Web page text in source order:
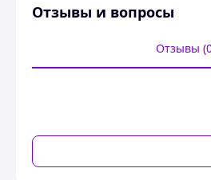
притягательным чарующим
которого праздник будет не
задутые свечи – символ
волшебная атмосфера
праздник со свечами на
Отзывы и вопросы
Отзывы